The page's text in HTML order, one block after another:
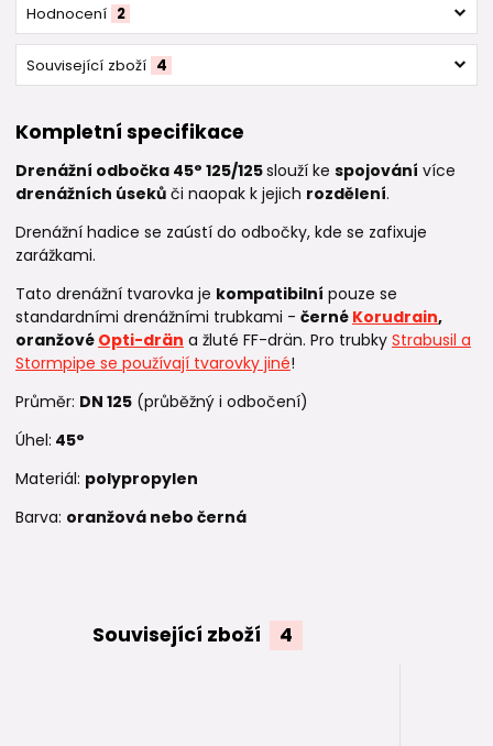
Hodnocení 2
Související zboží 4
Kompletní specifikace
Drenážní odbočka 45° 125/125slouží ke spojování více
drenážních úseků či naopak k jejich rozdělení.
Drenážní hadice se zaústí do odbočky, kde se zafixuje
zarážkami.
Tato drenážní tvarovka je kompatibilní pouze se
standardními drenážními trubkami - černé Korudrain,
oranžové Opti-drän a žluté FF-drän. Pro trubky Strabusil a
Stormpipe se používají tvarovky jiné!
Průměr: DN 125 (průběžný i odbočení)
Úhel: 45°
Materiál: polypropylen
Barva: oranžová nebo černá
Související zboží 4